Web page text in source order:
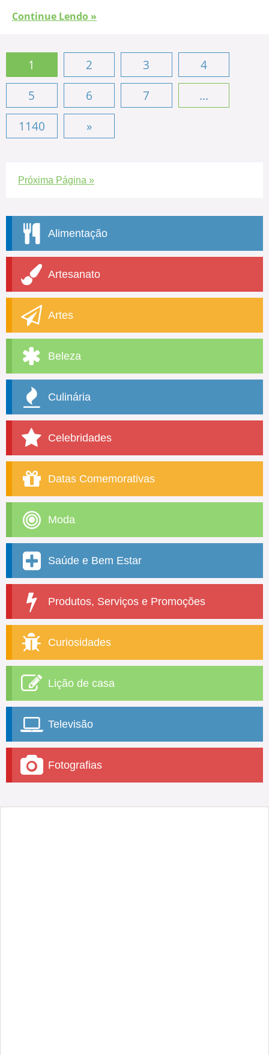
Continue Lendo »
1 2 3
4
5
6 7
...
1140
»
Próxima Página »
Alimentação
Artesanato
Artes
Beleza
Culinária
Celebridades
Datas Comemorativas
Moda
Saúde e Bem Estar
Produtos, Serviços e Promoções
Curiosidades
Lição de casa
Televisão
Fotografias